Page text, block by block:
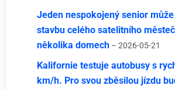
Jeden nespokojený senior
stavbu celého satelitního
několika domech – 2026-05-21
Kalifornie testuje autobusy s
km/h. Pro svou zběsilou jízdu